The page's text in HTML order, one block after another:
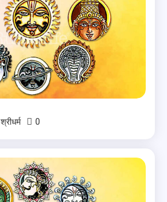
श्रीधर्म 0